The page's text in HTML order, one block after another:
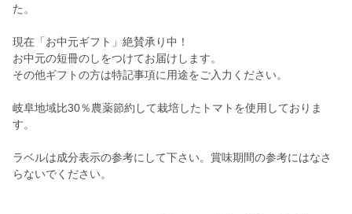
た。
現在「お中元ギフト」絶賛承り中！
お中元の短冊のしをつけてお届けします。
その他ギフトの方は特記事項に用途をご入力ください。
岐阜地域比30％農薬節約して栽培したトマトを使用しておりま
す。
ラベルは成分表示の参考にして下さい。賞味期間の参考にはなさ
らないでください。